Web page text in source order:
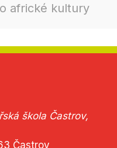
africké kultury
škola Častrov,
Častrov